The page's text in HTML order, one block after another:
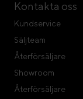
Kontakta oss
Kundservice
Säljteam
Återförsäljare
Showroom
Återförsäljare